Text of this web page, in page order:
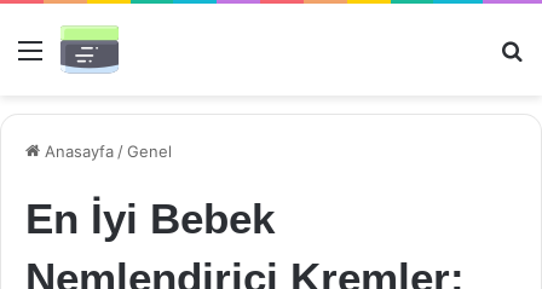
Menü
Anasayfa /Genel
En İyi Bebek
Nemlendirici Kremler: